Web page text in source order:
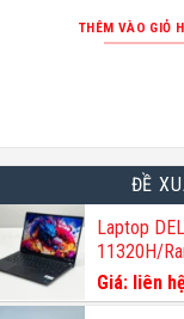
THÊM VÀO GIỎ
ĐỀ
Laptop
11320H/
Giá: liên